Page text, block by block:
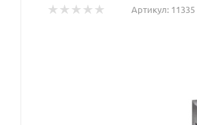
Артикул: 11335